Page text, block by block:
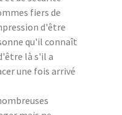
fiers de
d'être
qu'il connaît
là s'il a
une fois arrivé